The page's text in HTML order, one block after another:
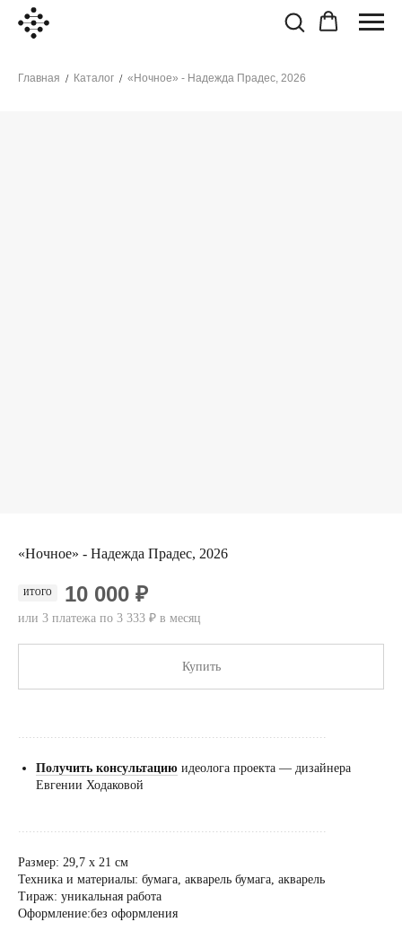
Главная / Каталог / «Ночное» - Надежда Прадес, 2026
«Ночное» - Надежда Прадес, 2026
ИТОГО 10 000 ₽
или 3 платежа по 3 333 ₽ в месяц
Купить
......................................................................................
Получить консультацию идеолога проекта — дизайнера
Евгении Ходаковой
......................................................................................
Размер: 29,7 х 21 см
Техника и материалы: бумага, акварель бумага, акварель
Тираж: уникальная работа
Оформление:без оформления